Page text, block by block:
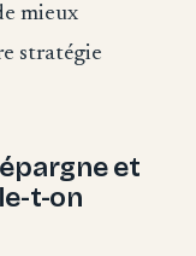
mieux
stratégie
et
t-on